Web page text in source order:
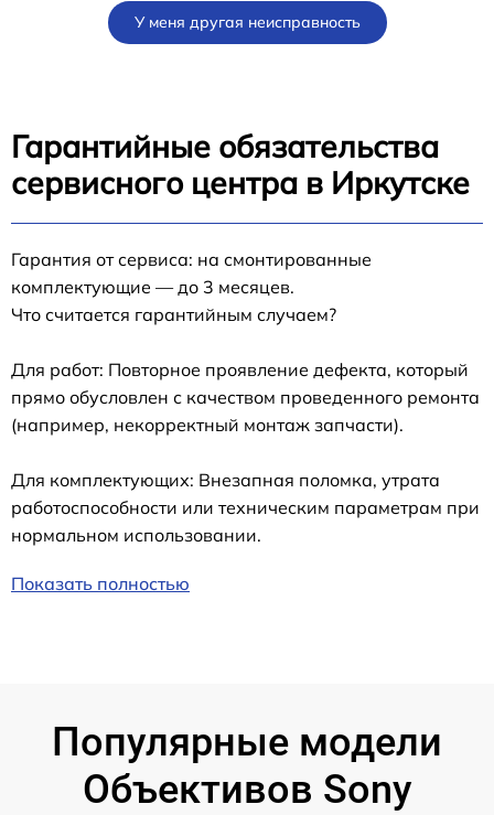
У меня другая неисправность
Гарантийные обязательства
сервисного центра в Иркутске
Гарантия от сервиса: на смонтированные
комплектующие — до 3 месяцев.
Что считается гарантийным случаем?
Для работ: Повторное проявление дефекта, который
прямо обусловлен с качеством проведенного ремонта
(например, некорректный монтаж запчасти).
Для комплектующих: Внезапная поломка, утрата
работоспособности или техническим параметрам при
нормальном использовании.
Показать полностью
Популярные модели
Объективов Sony